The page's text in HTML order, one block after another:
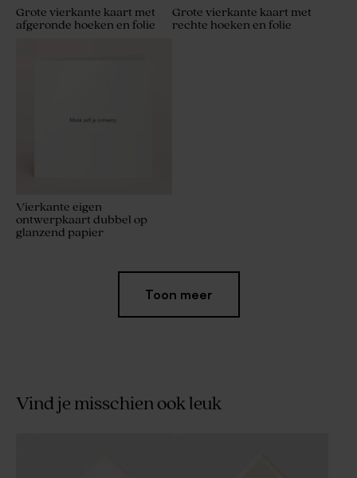
Grote vierkante kaart met
afgeronde hoeken en folie
Grote vierkante kaart met
rechte hoeken en folie
Vierkante eigen
ontwerpkaart dubbel op
glanzend papier
Toon meer
Vind je misschien ook leuk